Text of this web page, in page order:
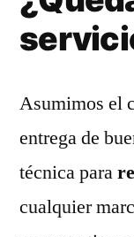
Asumimos el
entrega de
técnica para
cualquier